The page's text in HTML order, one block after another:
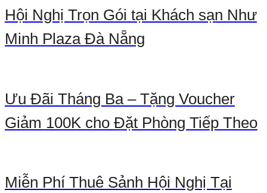
Hội Nghị Trọn Gói tại Khách sạn Như
Minh Plaza Đà Nẵng
Ưu Đãi Tháng Ba – Tặng Voucher
Giảm 100K cho Đặt Phòng Tiếp Theo
Miễn Phí Thuê Sảnh Hội Nghị Tại